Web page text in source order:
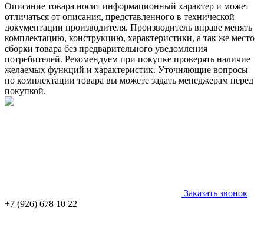
Описание товара носит информационный характер и может
отличаться от описания, представленного в технической
документации производителя. Производитель вправе менять
комплектацию, конструкцию, характеристики, а так же место
сборки товара без предварительного уведомления
потребителей. Рекомендуем при покупке проверять наличие
желаемых функций и характеристик. Уточняющие вопросы
по комплектации товара вы можете задать менеджерам перед
покупкой.
Заказать звонок
+7 (926) 678 10 22